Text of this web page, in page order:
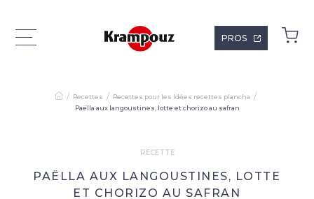
PROS
Recettes
Recettes pour les Idées recettes plancha
Paëlla aux langoustines, lotte et chorizo au safran
RECETTE
PAËLLA AUX LANGOUSTINES, LOTTE
ET CHORIZO AU SAFRAN